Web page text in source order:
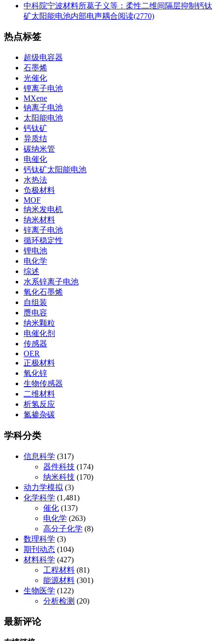
中科院宁波材料所葛子义等：柔性二维间隔层抑制钙钛
矿太阳能电池内部电声耦合阅读(2770)
热点标签
超级电容器
石墨烯
光催化
锂离子电池
MXene
钠离子电池
太阳能电池
钙钛矿
异质结
碳纳米管
电催化
钙钛矿太阳能电池
水热法
负极材料
MOF
纳米发电机
纳米材料
锌离子电池
循环稳定性
锂电池
电化学
综述
水系锌离子电池
氧化石墨烯
自组装
赝电容
纳米颗粒
电催化剂
传感器
OER
正极材料
氧化锌
生物传感器
二维材料
析氢反应
氮掺杂碳
学科分类
信息科学 (317)
器件科技 (174)
纳米科技 (170)
动力学模拟 (3)
化学科学 (1,481)
催化 (137)
电化学 (263)
高分子化学 (8)
数理科学 (3)
期刊动态 (104)
材料科学 (427)
工程材料 (81)
能源材料 (301)
生物医学 (122)
分析检测 (20)
最新评论